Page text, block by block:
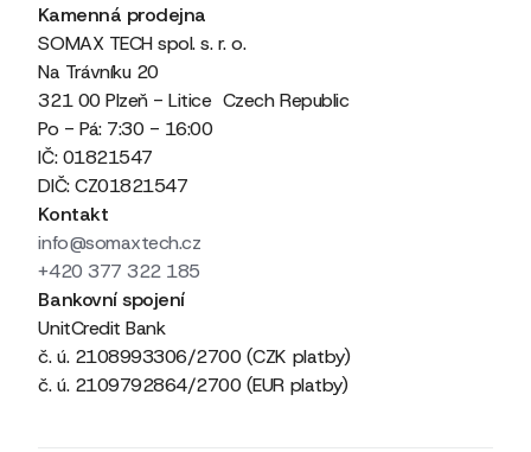
Kamenná prodejna
SOMAX TECH spol. s. r. o.
Na Trávníku 20
321 00 Plzeň - Litice Czech Republic
Po - Pá: 7:30 - 16:00
IČ: 01821547
DIČ: CZ01821547
Kontakt
info@somaxtech.cz
+420 377 322 185
Bankovní spojení
UnitCredit Bank
č. ú. 2108993306/2700 (CZK platby)
č. ú. 2109792864/2700 (EUR platby)